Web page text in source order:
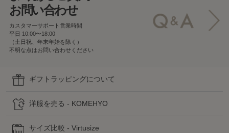
お問い合わせ
カスタマーサポート営業時間
平日 10:00〜18:00
（土日祝、年末年始を除く）
不明な点はお問い合わせください
ギフトラッピングについて
洋服を売る - KOMEHYO
サイズ比較 - Virtusize